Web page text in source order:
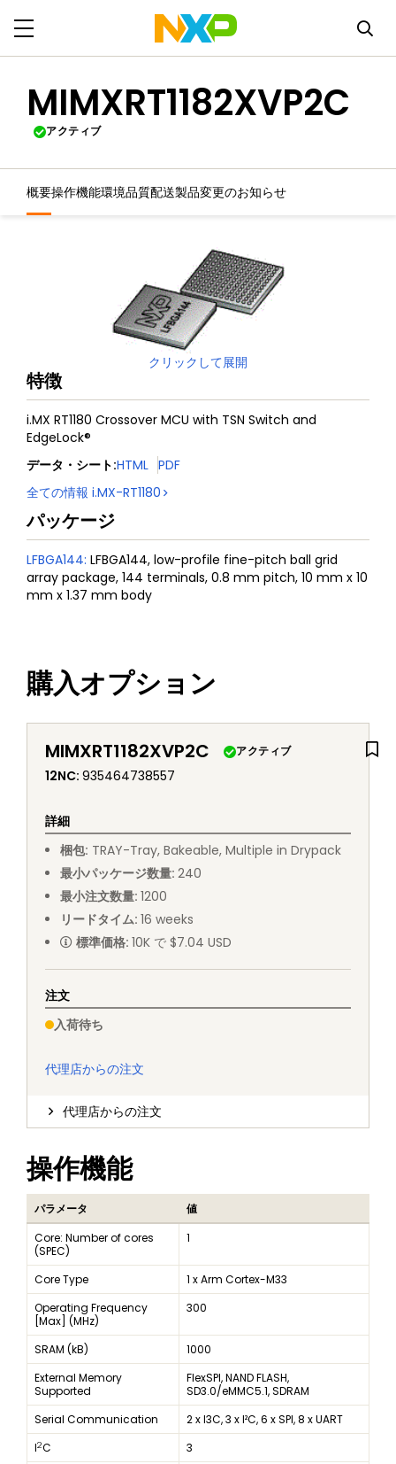
MIMXRT1182XVP2C
アクティブ
概要操作機能環境品質配送製品変更のお知らせ
クリックして展開
特徴
i.MX RT1180 Crossover MCU with TSN Switch and
EdgeLock®
データ・シート:HTML PDF
全ての情報 i.MX-RT1180
パッケージ
LFBGA144: LFBGA144, low-profile fine-pitch ball grid
array package, 144 terminals, 0.8 mm pitch, 10 mm x 10
mm x 1.37 mm body
購入オプション
MIMXRT1182XVP2C アクティブ
12NC: 935464738557
詳細
梱包: TRAY-Tray, Bakeable, Multiple in Drypack
最小パッケージ数量: 240
最小注文数量: 1200
リードタイム: 16 weeks
標準価格: 10K で $7.04 USD
注文
入荷待ち
代理店からの注文
代理店からの注文
操作機能
パラメータ
値
Core: Number of cores
(SPEC)
1
Core Type
1 x Arm Cortex-M33
Operating Frequency
[Max] (MHz)
300
SRAM (kB)
1000
External Memory
Supported
FlexSPI, NAND FLASH,
SD3.0/eMMC5.1, SDRAM
Serial Communication
2 x I3C, 3 x I²C, 6 x SPI, 8 x UART
I2C
3